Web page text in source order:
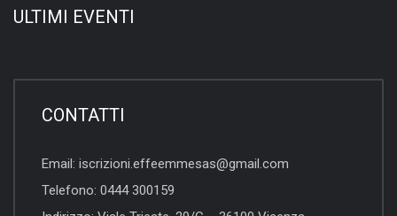
ULTIMI EVENTI
CONTATTI
Email: iscrizioni.effeemmesas@gmail.com
Telefono: 0444 300159